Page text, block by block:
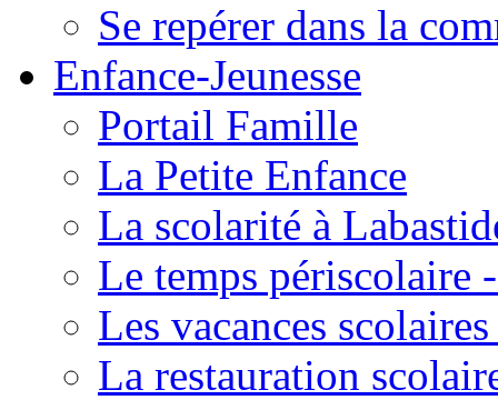
Se repérer dans la
Enfance-Jeunesse
Portail Famille
La Petite Enfance
La scolarité à
Le temps périscolaire
Les vacances
La restauration